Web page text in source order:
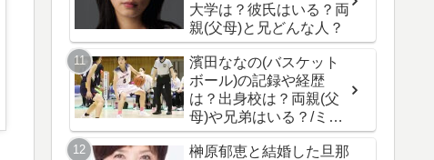
大学は？彼氏はいる？両
親(父母)と兄どんな人？
濱田ななの(バスケット
ボール)の記録や経歴
は？出身校は？両親(父
母)や兄弟はいる？/ミラ
イモンスター
榊原郁恵と結婚した旦那